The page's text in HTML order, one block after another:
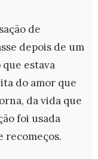
de
depois de um
estava
do amor que
da vida que
foi usada
recomeços.